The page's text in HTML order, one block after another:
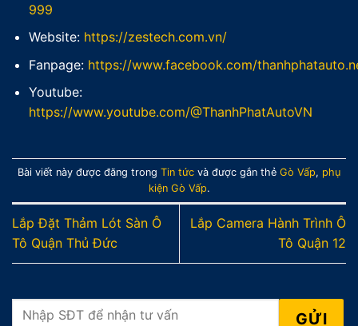
999
Website: https://zestech.com.vn/
Fanpage: https://www.facebook.com/
Youtube:
https://www.youtube.com/@ThanhPhatAutoVN
Bài viết này được đăng trong Tin tức và được gắn thẻ Gò Vấp, phụ
kiện Gò Vấp.
Lắp Đặt Thảm Lót Sàn Ô
Tô Quận Thủ Đức
Lắp Camera Hành Trình Ô
Tô Quận 12